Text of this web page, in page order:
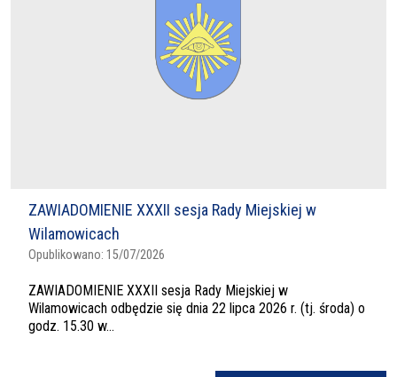
ZAWIADOMIENIE XXXII sesja Rady Miejskiej w
Wilamowicach
Opublikowano: 15/07/2026
ZAWIADOMIENIE XXXII sesja Rady Miejskiej w
Wilamowicach odbędzie się dnia 22 lipca 2026 r. (tj. środa) o
godz. 15.30 w...